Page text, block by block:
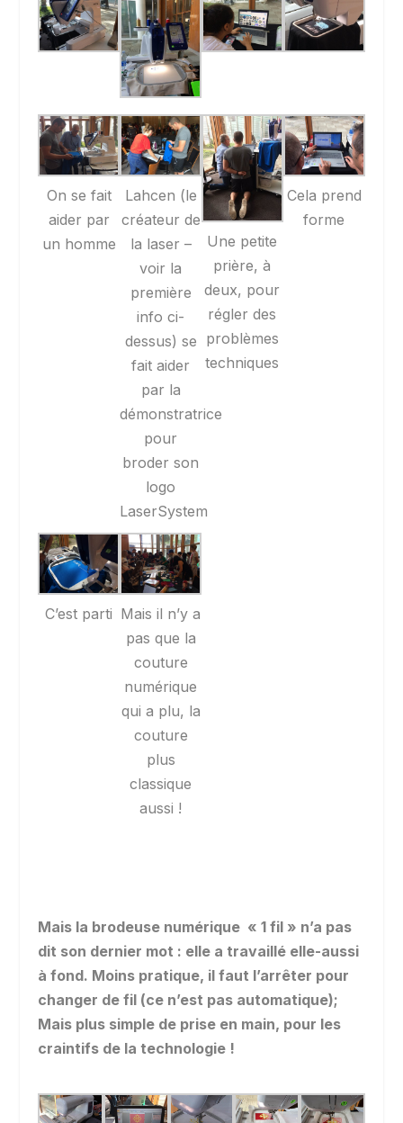
On se fait
aider par
un homme
Lahcen (le
créateur de
la laser –
voir la
première
info ci-
dessus) se
fait aider
par la
démonstratrice
pour
broder son
logo
LaserSystem
Une petite
prière, à
deux, pour
régler des
problèmes
techniques
Cela prend
forme
C’est parti Mais il n’y a
pas que la
couture
numérique
qui a plu, la
couture
plus
classique
aussi !
Mais la brodeuse numérique « 1 fil » n’a pas
dit son dernier mot : elle a travaillé elle-aussi
à fond. Moins pratique, il faut l’arrêter pour
changer de fil (ce n’est pas automatique);
Mais plus simple de prise en main, pour les
craintifs de la technologie !